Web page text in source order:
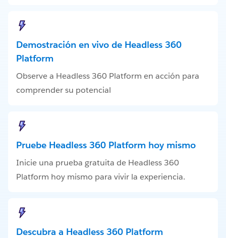
Demostración en vivo de Headless 360
Platform
Observe a Headless 360 Platform en acción para
comprender su potencial
Pruebe Headless 360 Platform hoy mismo
Inicie una prueba gratuita de Headless 360
Platform hoy mismo para vivir la experiencia.
Descubra a Headless 360 Platform